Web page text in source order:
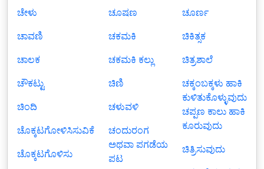
ಚೇಳು
ಚಾವಣಿ
ಚಾಲಕ
ಚೌಕಟ್ಟು
ಚಿಂದಿ
ಚೊಕ್ಕಟಗೋಳಿಸಿಸುವಿಕೆ
ಚೊಕ್ಕಟಗೊಳಿಸು
ಚೂಷಣ
ಚಕಮಕಿ
ಚಕಮಕಿ ಕಲ್ಲು
ಚಿಣಿ
ಚಳುವಳಿ
ಚಂದುರಂಗ
ಅಥವಾ ಪಗಡೆಯ
ಪಟ
ಚೂರ್ಣ
ಚಿಕಿತ್ಸಕ
ಚಿತ್ರಶಾಲೆ
ಚಕ್ಕಂಬಕ್ಕಳು ಹಾಕಿ
ಕುಳಿತುಕೊಳ್ಳುವುದು
ಚಪ್ಪಣ ಕಾಲು ಹಾಕಿ
ಕೂರುವುದು
ಚಿತ್ರಿಸುವುದು